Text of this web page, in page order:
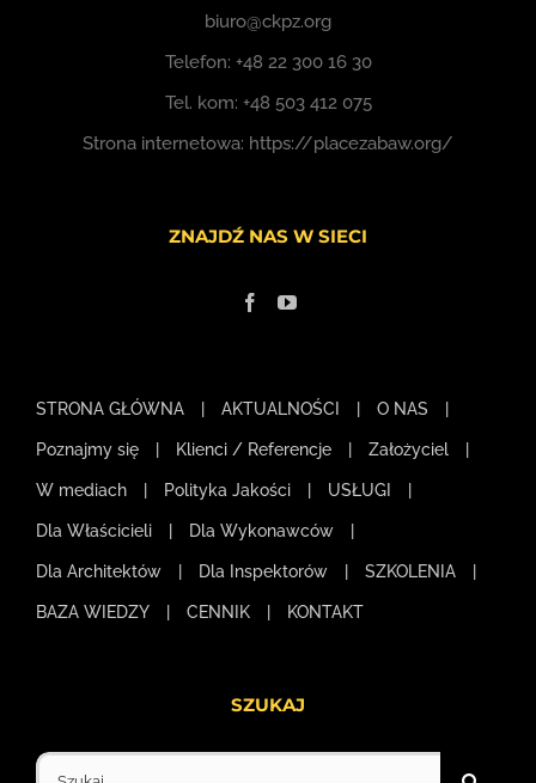
biuro@ckpz.org
Telefon: +48 22 300 16 30
Tel. kom: +48 503 412 075
Strona internetowa: https://placezabaw.org/
ZNAJDŹ NAS W SIECI
STRONA GŁÓWNA AKTUALNOŚCI O NAS
Poznajmy się Klienci / Referencje Założyciel
W mediach Polityka Jakości USŁUGI
Dla Właścicieli Dla Wykonawców
Dla Architektów Dla Inspektorów SZKOLENIA
BAZA WIEDZY CENNIK KONTAKT
SZUKAJ
Szukaj